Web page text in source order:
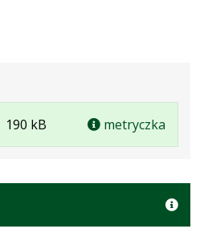
190 kB metryczka